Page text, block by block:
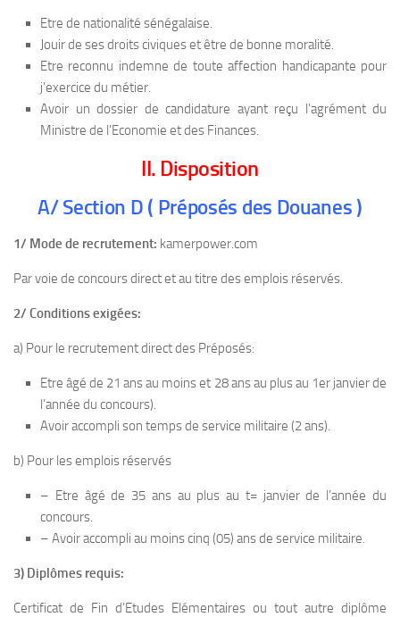
Etre de nationalité sénégalaise.
Jouir de ses droits civiques et être de bonne moralité.
Etre reconnu indemne de toute affection handicapante pour
j’exercice du métier.
Avoir un dossier de candidature ayant reçu l’agrément du
Ministre de l’Economie et des Finances.
II. Disposition
A/ Section D ( Préposés des Douanes )
1/ Mode de recrutement: kamerpower.com
Par voie de concours direct et au titre des emplois réservés.
2/ Conditions exigées:
a) Pour le recrutement direct des Préposés:
Etre âgé de 21 ans au moins et 28 ans au plus au 1er janvier de
l’année du concours).
Avoir accompli son temps de service militaire (2 ans).
b) Pour les emplois réservés
– Etre âgé de 35 ans au plus au t= janvier de l’année du
concours.
– Avoir accompli au moins cinq (05) ans de service militaire.
3) Diplômes requis:
Certificat de Fin d’Etudes Elémentaires ou tout autre diplôme